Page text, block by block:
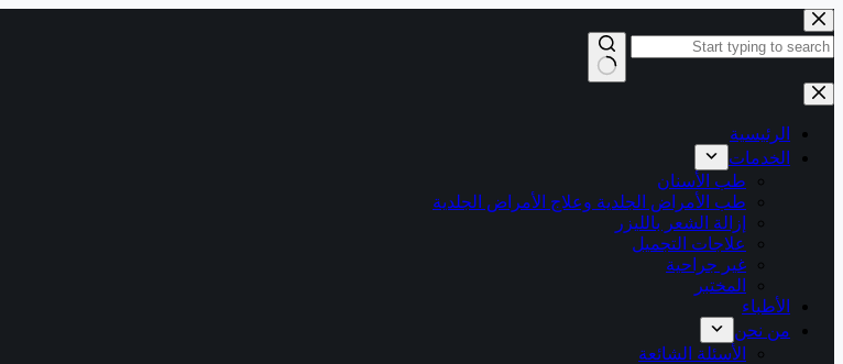
Skip
to
content
No
results
الرئيسية
الخدمات
طب الأسنان
طب الأمراض الجلدية وعلاج الأمراض الجلدية
إزالة الشعر بالليزر
علاجات التجميل
غير جراحية
المختبر
الأطباء
من نحن
الأسئلة الشائعة